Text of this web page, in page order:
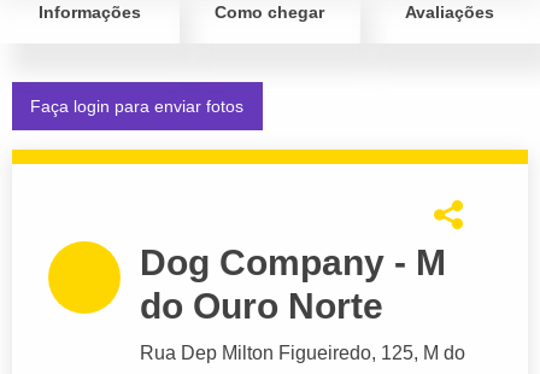
Informações Como chegar Avaliações
Faça login para enviar fotos
Dog Company - M
do Ouro Norte
Rua Dep Milton Figueiredo, 125, M do